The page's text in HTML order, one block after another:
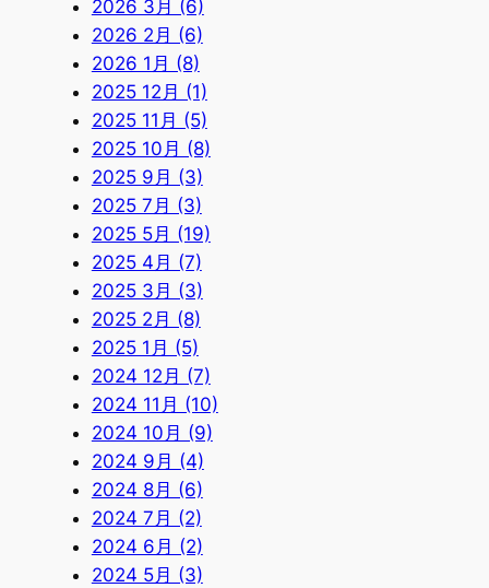
2026 3月 (6)
2026 2月 (6)
2026 1月 (8)
2025 12月 (1)
2025 11月 (5)
2025 10月 (8)
2025 9月 (3)
2025 7月 (3)
2025 5月 (19)
2025 4月 (7)
2025 3月 (3)
2025 2月 (8)
2025 1月 (5)
2024 12月 (7)
2024 11月 (10)
2024 10月 (9)
2024 9月 (4)
2024 8月 (6)
2024 7月 (2)
2024 6月 (2)
2024 5月 (3)